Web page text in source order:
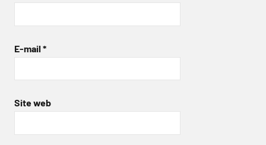
E-mail *
Site web